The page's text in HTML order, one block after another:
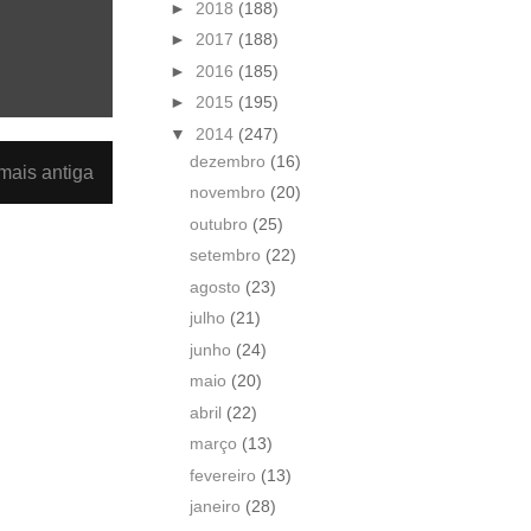
antiga
► 2018 (188)
► 2017 (188)
► 2016 (185)
► 2015 (195)
▼ 2014 (247)
dezembro (16)
novembro (20)
outubro (25)
setembro (22)
agosto (23)
julho (21)
junho (24)
maio (20)
abril (22)
março (13)
fevereiro (13)
janeiro (28)